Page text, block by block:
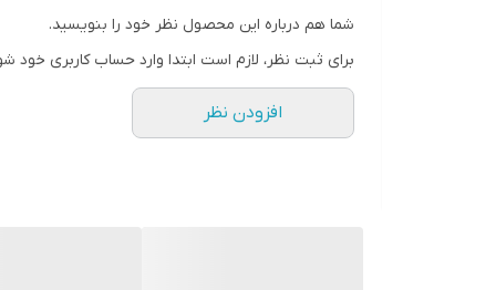
شما هم درباره این محصول نظر خود را بنویسید.
برای ثبت نظر، لازم است ابتدا وارد حساب کاربری خود
افزودن نظر